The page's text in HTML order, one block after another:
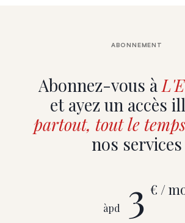
Abonnez-vous à
et ayez un accès
partout, tout le temps
nos services
ABONNEMENT
àpd 3 € /